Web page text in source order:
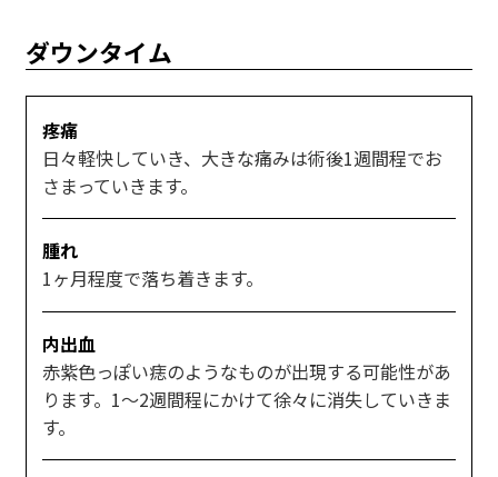
ダウンタイム
疼痛
日々軽快していき、大きな痛みは術後1週間程でお
さまっていきます。
腫れ
1ヶ月程度で落ち着きます。
内出血
赤紫色っぽい痣のようなものが出現する可能性があ
ります。1～2週間程にかけて徐々に消失していきま
す。